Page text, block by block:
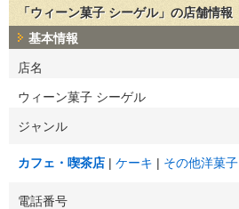
「ウィーン菓子 シーゲル」の店舗情報
基本情報
店名
ウィーン菓子 シーゲル
ジャンル
カフェ・喫茶店 ケーキ その他洋菓子
電話番号